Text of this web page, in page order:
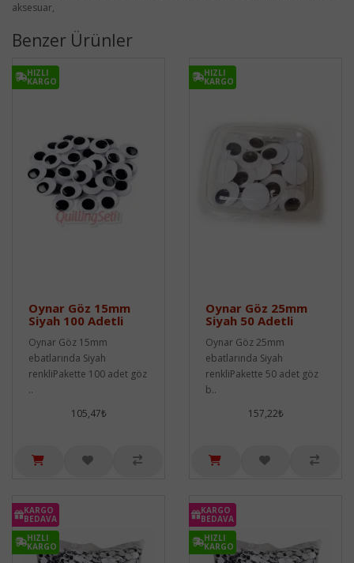
aksesuar,
Benzer Ürünler
HIZLI
KARGO
Oynar Göz 15mm
Siyah 100 Adetli
Oynar Göz 15mm
ebatlarında Siyah
renkliPakette 100 adet göz
..
105,47₺
HIZLI
KARGO
Oynar Göz 25mm
Siyah 50 Adetli
Oynar Göz 25mm
ebatlarında Siyah
renkliPakette 50 adet göz
b..
157,22₺
KARGO
BEDAVA
HIZLI
KARGO
KARGO
BEDAVA
HIZLI
KARGO